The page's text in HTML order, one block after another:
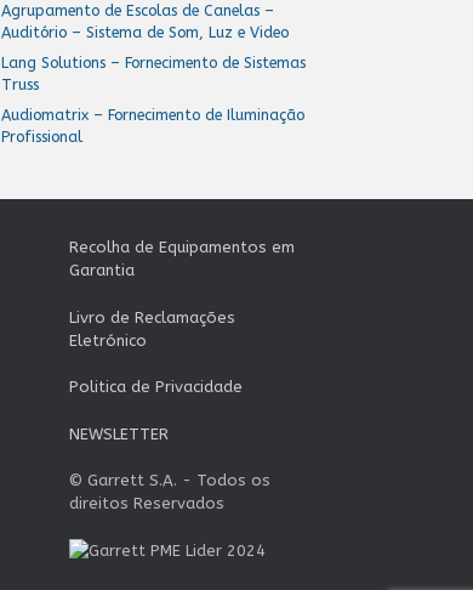
Agrupamento de Escolas de Canelas –
Auditório – Sistema de Som, Luz e Video
Lang Solutions – Fornecimento de Sistemas
Truss
Audiomatrix – Fornecimento de Iluminação
Profissional
Recolha de Equipamentos em
Garantia
Livro de Reclamações
Eletrónico
Politica de Privacidade
NEWSLETTER
© Garrett S.A. - Todos os
direitos Reservados